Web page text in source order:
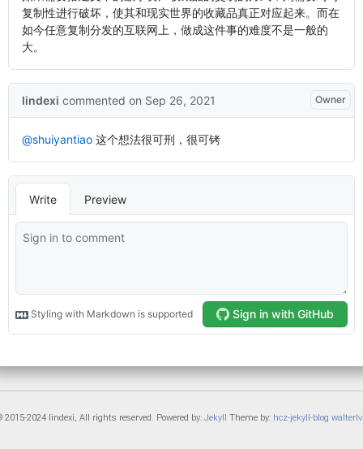
2015-2024 lindexi, All rights reserved. Powered by: Jekyll Theme by: hcz-jekyll-blog walterlv